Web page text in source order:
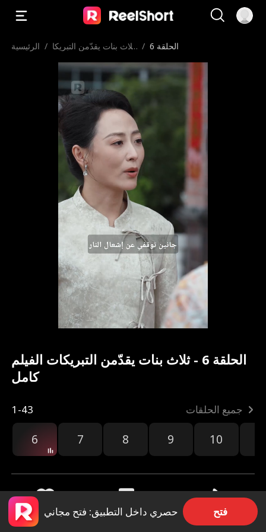
الرئيسية / ثلاث بنات يقدّمن التبريكا
/ الحلقة 6
الحلقة 6 - ثلاث بنات يقدّمن التبريكات الفيلم
كامل
1-43 جميع الحلقات
6 7 8 9 10
45 1.5k مشاركة حصري داخل التطبيق: فتح مجاني فتح